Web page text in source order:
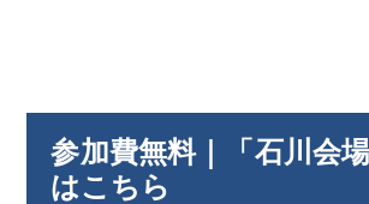
参加費無料｜
「石川会
はこちら